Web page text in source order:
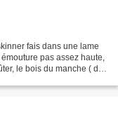
fais dans une lame
pas assez haute,
le bois du manche ( du